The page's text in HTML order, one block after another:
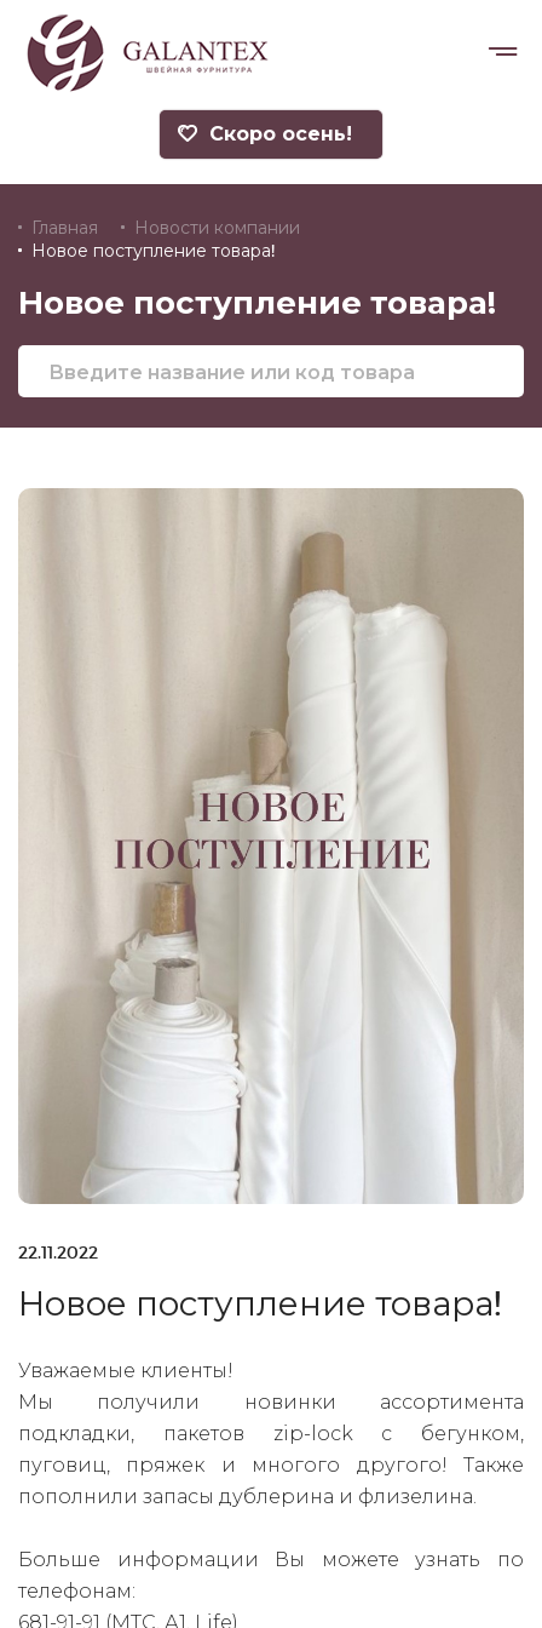
Скоро осень!
Главная
Новости компании
Новое поступление товара!
Новое поступление товара!
22.11.2022
Новое поступление товара!
Уважаемые клиенты!
Мы получили новинки ассортимента
подкладки, пакетов zip-lock с бегунком,
пуговиц, пряжек и многого другого! Также
пополнили запасы дублерина и флизелина.
Больше информации Вы можете узнать по
телефонам:
681-91-91 (МТС, А1, Life)